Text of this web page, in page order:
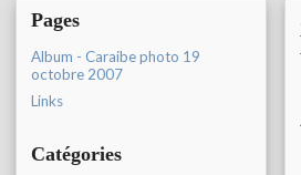
Pages
Album - Caraibe photo 19
octobre 2007
Links
Catégories